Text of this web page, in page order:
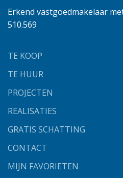
Erkend vastgoedmakelaar
510.569
TE KOOP
TE HUUR
PROJECTEN
REALISATIES
GRATIS SCHATTING
CONTACT
MIJN FAVORIETEN